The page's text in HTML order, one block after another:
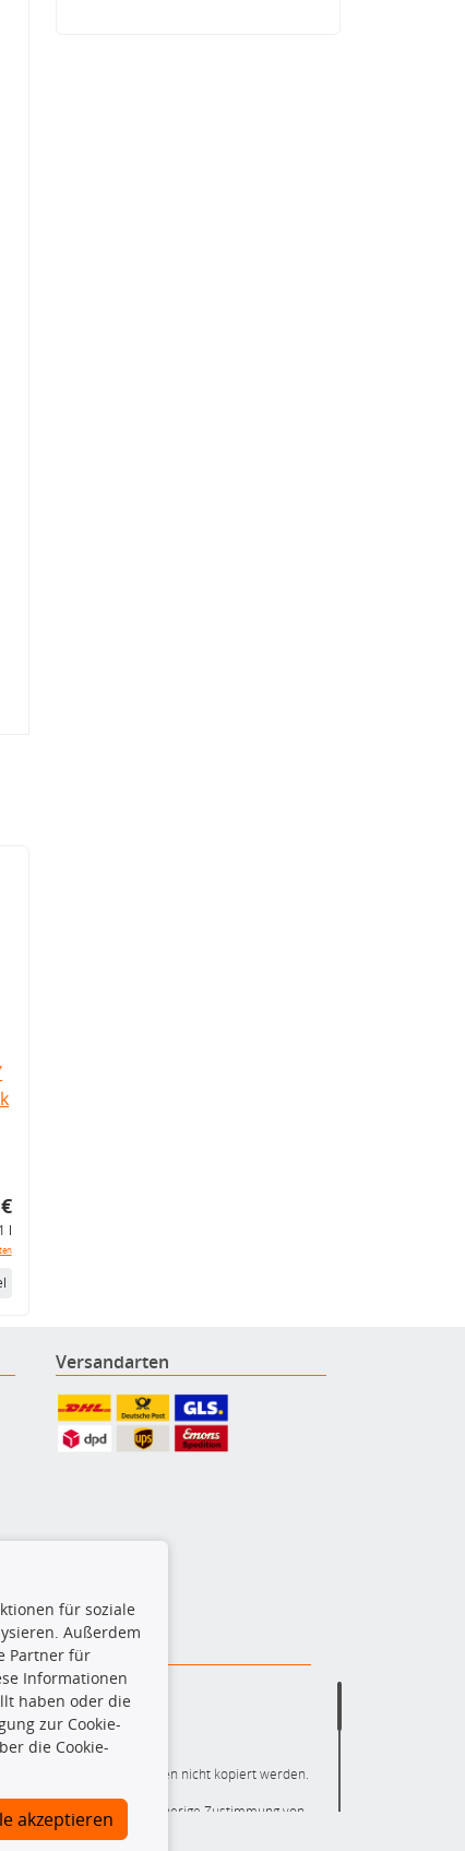
l
Versandarten
gesamte Datenbank dürfen nicht kopiert werden.
Datenbank ohne vorherige Zustimmung von
diese Handlungen durch Dritte ausführen zu
für soziale
Außerdem
Partner für
Informationen
haben oder die
zur Cookie-
die Cookie-
akzeptieren